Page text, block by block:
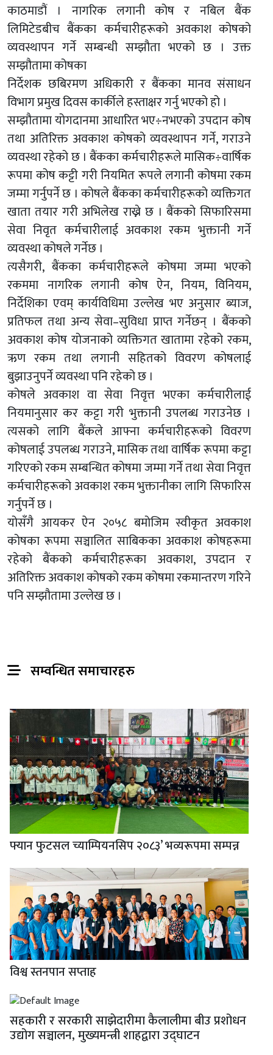
काठमाडौं । नागरिक लगानी कोष र नबिल बैंक
लिमिटेडबीच बैंकका कर्मचारीहरूको अवकाश कोषको
व्यवस्थापन गर्ने सम्बन्धी सम्झौता भएको छ । उक्त
सम्झौतामा कोषका
निर्देशक छबिरमण अधिकारी र बैंकका मानव संसाधन
विभाग प्रमुख दिवस कार्कीले हस्ताक्षर गर्नु भएको हो ।
सम्झौतामा योगदानमा आधारित भए÷नभएको उपदान कोष
तथा अतिरिक्त अवकाश कोषको व्यवस्थापन गर्ने, गराउने
व्यवस्था रहेको छ । बैंकका कर्मचारीहरूले मासिक÷वार्षिक
रूपमा कोष कट्टी गरी नियमित रूपले लगानी कोषमा रकम
जम्मा गर्नुपर्ने छ । कोषले बैंकका कर्मचारीहरूको व्यक्तिगत
खाता तयार गरी अभिलेख राख्ने छ । बैंकको सिफारिसमा
सेवा निवृत कर्मचारीलाई अवकाश रकम भुक्तानी गर्ने
व्यवस्था कोषले गर्नेछ ।
त्यसैगरी, बैंकका कर्मचारीहरूले कोषमा जम्मा भएको
रकममा नागरिक लगानी कोष ऐन, नियम, विनियम,
निर्देशिका एवम् कार्यविधिमा उल्लेख भए अनुसार ब्याज,
प्रतिफल तथा अन्य सेवा–सुविधा प्राप्त गर्नेछन् । बैंकको
अवकाश कोष योजनाको व्यक्तिगत खातामा रहेको रकम,
ऋण रकम तथा लगानी सहितको विवरण कोषलाई
बुझाउनुपर्ने व्यवस्था पनि रहेको छ ।
कोषले अवकाश वा सेवा निवृत्त भएका कर्मचारीलाई
नियमानुसार कर कट्टा गरी भुक्तानी उपलब्ध गराउनेछ ।
त्यसको लागि बैंकले आफ्ना कर्मचारीहरूको विवरण
कोषलाई उपलब्ध गराउने, मासिक तथा वार्षिक रूपमा कट्टा
गरिएको रकम सम्बन्धित कोषमा जम्मा गर्ने तथा सेवा निवृत्त
कर्मचारीहरूको अवकाश रकम भुक्तानीका लागि सिफारिस
गर्नुपर्ने छ ।
योसँगै आयकर ऐन २०५८ बमोजिम स्वीकृत अवकाश
कोषका रूपमा सञ्चालित साबिकका अवकाश कोषहरूमा
रहेको बैंकको कर्मचारीहरूका अवकाश, उपदान र
अतिरिक्त अवकाश कोषको रकम कोषमा रकमान्तरण गरिने
पनि सम्झौतामा उल्लेख छ ।
सम्वन्धित समाचारहरु
फ्यान फुटसल च्याम्पियनसिप २०८३’ भव्यरूपमा सम्पन्न
विश्व स्तनपान सप्ताह
सहकारी र सरकारी साझेदारीमा कैलालीमा बीउ प्रशोधन
उद्योग सञ्चालन, मुख्यमन्त्री शाहद्वारा उद्घाटन